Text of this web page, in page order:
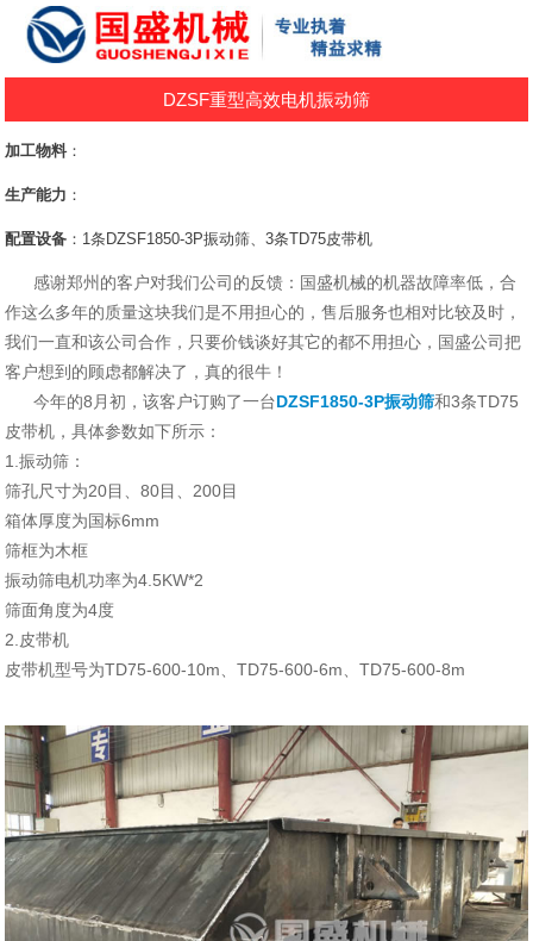
DZSF重型高效电机振动筛
加工物料：
生产能力 ：
配置设备 ：1条DZSF1850-3P振动筛、3条TD75皮带机
感谢郑州的客户对我们公司的反馈：国盛机械的机器故障率低，合
作这么多年的质量这块我们是不用担心的，售后服务也相对比较及时，
我们一直和该公司合作，只要价钱谈好其它的都不用担心，国盛公司把
客户想到的顾虑都解决了，真的很牛！
今年的8月初，该客户订购了一台DZSF1850-3P振动筛和3条TD75
皮带机，具体参数如下所示：
1.振动筛：
筛孔尺寸为20目、80目、200目
箱体厚度为国标6mm
筛框为木框
振动筛电机功率为4.5KW*2
筛面角度为4度
2.皮带机
皮带机型号为TD75-600-10m、TD75-600-6m、TD75-600-8m